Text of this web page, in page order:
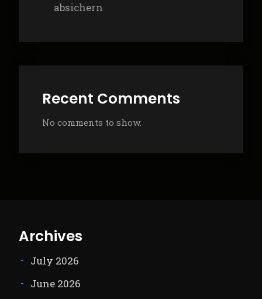
absichern
Recent Comments
No comments to show.
Archives
July 2026
June 2026